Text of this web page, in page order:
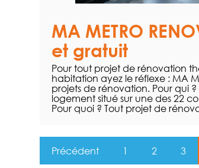
MA METRO
et gratuit
Pour tout projet de rénovation
habitation ayez le réflexe : MA
projets de rénovation. Pour qui
logement situé sur une des 22
Pour quoi ? Tout projet de
Précédent 1 2 3